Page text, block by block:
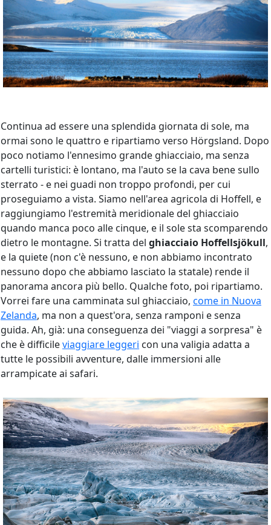
Continua ad essere una splendida giornata di sole, ma
ormai sono le quattro e ripartiamo verso Hörgsland. Dopo
poco notiamo l'ennesimo grande ghiacciaio, ma senza
cartelli turistici: è lontano, ma l'auto se la cava bene sullo
sterrato - e nei guadi non troppo profondi, per cui
proseguiamo a vista. Siamo nell'area agricola di Hoffell, e
raggiungiamo l'estremità meridionale del ghiacciaio
quando manca poco alle cinque, e il sole sta scomparendo
dietro le montagne. Si tratta del ghiacciaio Hoffellsjökull,
e la quiete (non c'è nessuno, e non abbiamo incontrato
nessuno dopo che abbiamo lasciato la statale) rende il
panorama ancora più bello. Qualche foto, poi ripartiamo.
Vorrei fare una camminata sul ghiacciaio, come in Nuova
Zelanda, ma non a quest'ora, senza ramponi e senza
guida. Ah, già: una conseguenza dei "viaggi a sorpresa" è
che è difficileviaggiare leggeri con una valigia adatta a
tutte le possibili avventure, dalle immersioni alle
arrampicate ai safari.